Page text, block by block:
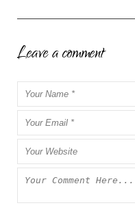
Leave a comment